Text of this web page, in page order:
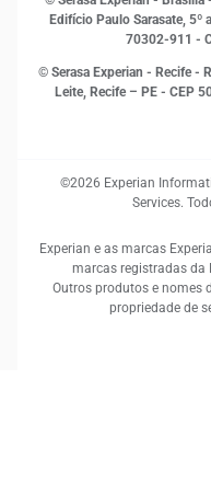
Sustentabilidade
Edifício Paulo Sarasate, 5º
70302-911 -
© Serasa Experian - Recife -
Leite, Recife – PE - CEP
©2026 Experian
Services.
Experian e as marcas
marcas registradas da
Outros produtos e nomes
propriedade de